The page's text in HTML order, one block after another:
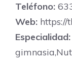
Teléfono:
Web: https://
Especialidad: